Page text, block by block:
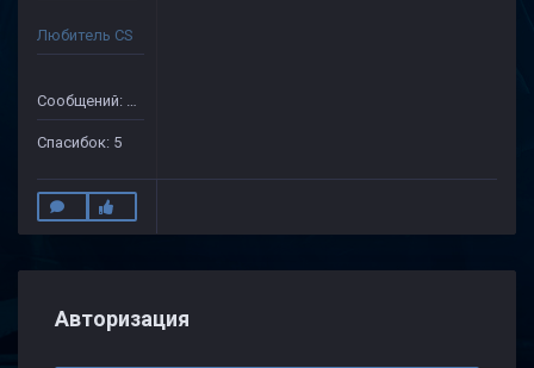
Любитель CS
Сообщений: 104
Спасибок: 5
Авторизация